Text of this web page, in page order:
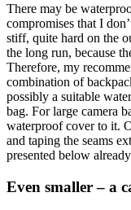
There may be
compromises that I
stiff, quite hard on the
the long run, because
Therefore, my
combination of
possibly a suitable
bag. For large camera
waterproof cover to it.
and taping the seams
presented below
Even smaller – a